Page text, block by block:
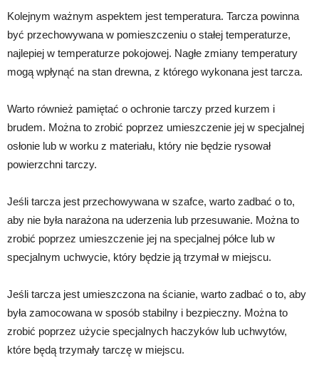
Kolejnym ważnym aspektem jest temperatura. Tarcza powinna
być przechowywana w pomieszczeniu o stałej temperaturze,
najlepiej w temperaturze pokojowej. Nagłe zmiany temperatury
mogą wpłynąć na stan drewna, z którego wykonana jest tarcza.
Warto również pamiętać o ochronie tarczy przed kurzem i
brudem. Można to zrobić poprzez umieszczenie jej w specjalnej
osłonie lub w worku z materiału, który nie będzie rysował
powierzchni tarczy.
Jeśli tarcza jest przechowywana w szafce, warto zadbać o to,
aby nie była narażona na uderzenia lub przesuwanie. Można to
zrobić poprzez umieszczenie jej na specjalnej półce lub w
specjalnym uchwycie, który będzie ją trzymał w miejscu.
Jeśli tarcza jest umieszczona na ścianie, warto zadbać o to, aby
była zamocowana w sposób stabilny i bezpieczny. Można to
zrobić poprzez użycie specjalnych haczyków lub uchwytów,
które będą trzymały tarczę w miejscu.